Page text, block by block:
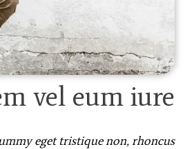
vel eum iure
eget tristique non, rhoncus